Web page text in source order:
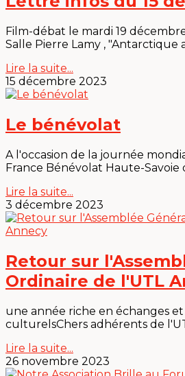
Film-débat le mardi 19
Salle Pierre Lamy , "Antarctique
Lire la suite...
15 décembre 2023
Le bénévolat
A l'occasion de la journée
France Bénévolat Haute-Savoie
Lire la suite...
3 décembre 2023
Retour sur
Ordinaire de l'UTL
une année riche en échanges
culturelsChers adhérents de
Lire la suite...
26 novembre 2023